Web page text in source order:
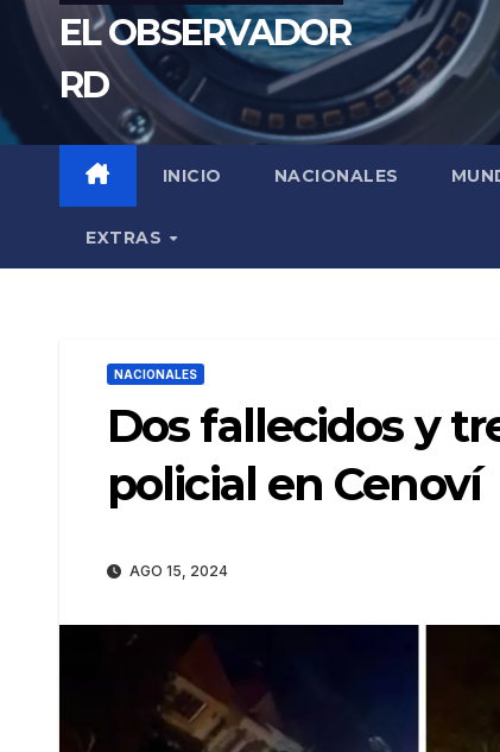
EL OBSERVADOR
RD
INICIO NACIONALES
EXTRAS
NACIONALES
Dos fallecidos y
policial en Cenoví
AGO 15, 2024